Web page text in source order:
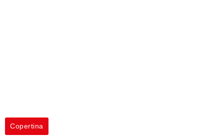
Copertina